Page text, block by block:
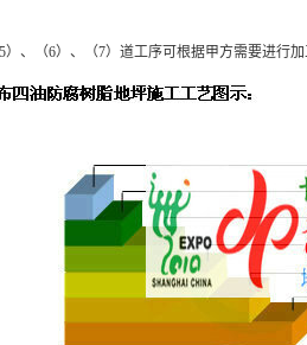
）、（6）、（7）道工序可根据甲方需要进行